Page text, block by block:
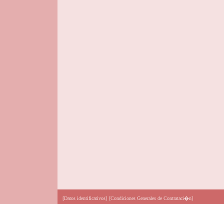
[Datos identificativos] [Condiciones Generales de Contrataci�n]